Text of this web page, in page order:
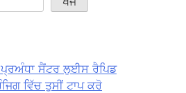
ਸੈਂਟਰ ਲੁਈਸ ਰੈਪਿਡ
ਵਿੱਚ ਤੁਸੀਂ ਟਾਪ ਕਰੋ